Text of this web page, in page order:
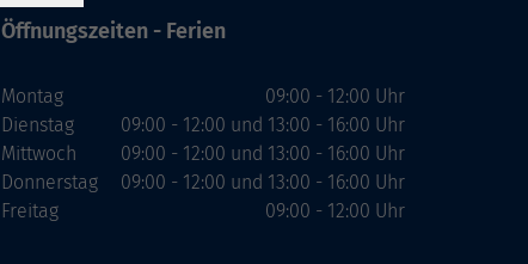
Öffnungszeiten - Ferien
Montag
Dienstag
Mittwoch
Donnerstag
Freitag
09:00 - 12:00 Uhr
09:00 - 12:00 und 13:00 - 16:00 Uhr
09:00 - 12:00 und 13:00 - 16:00 Uhr
09:00 - 12:00 und 13:00 - 16:00 Uhr
09:00 - 12:00 Uhr